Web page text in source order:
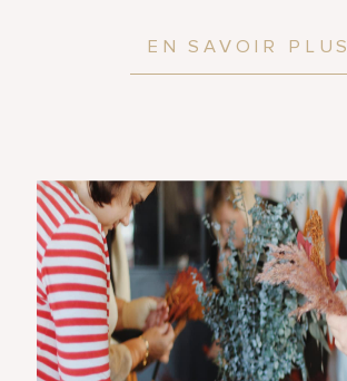
EN SAVOIR PLUS